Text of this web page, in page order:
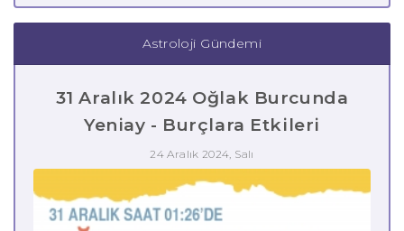
Astroloji Gündemi
31 Aralık 2024 Oğlak Burcunda
Yeniay - Burçlara Etkileri
24 Aralık 2024, Salı